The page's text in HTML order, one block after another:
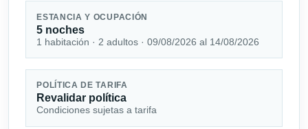
ESTANCIA Y OCUPACIÓN
5 noches
1 habitación · 2 adultos · 09/08/2026 al 14/08/2026
POLÍTICA DE TARIFA
Revalidar política
Condiciones sujetas a tarifa